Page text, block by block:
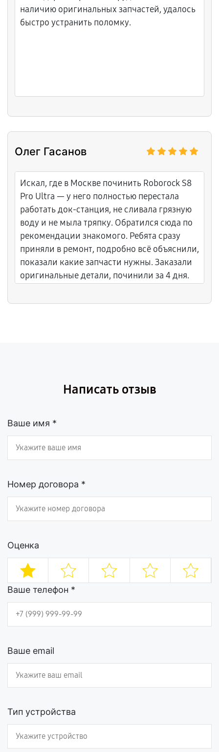
наличию оригинальных запчастей, удалось
быстро устранить поломку.
Олег Гасанов
Искал, где в Москве починить Roborock S8
Pro Ultra — у него полностью перестала
работать док-станция, не сливала грязную
воду и не мыла тряпку. Обратился сюда по
рекомендации знакомого. Ребята сразу
приняли в ремонт, подробно всё объяснили,
показали какие запчасти нужны. Заказали
оригинальные детали, починили за 4 дня.
работу. Теперь пылесос как новый, моет
Написать отзыв
Ваше имя *
Номер договора *
Оценка
Ваше телефон *
Ваше email
Тип устройства